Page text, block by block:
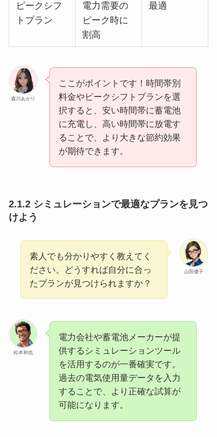
ピークシフ
トプラン
電力需要の
ピーク時に
割高
最適
森川あかり
ここがポイントです！時間帯別
料金やピークシフトプランを選
択すると、安い時間帯に蓄電池
に充電し、高い時間帯に放電す
ることで、より大きな節約効果
が期待できます。
2.1.2 シミュレーションで最適なプランを見つ
けよう
山田優子
素人でも分かりやすく教えてく
ださい。どうすれば自分に合っ
たプランが見つけられますか？
松本和也
電力会社や蓄電池メーカーが提
供するシミュレーションツール
を活用するのが一番確実です。
過去の電気使用量データを入力
することで、より正確な試算が
可能になります。